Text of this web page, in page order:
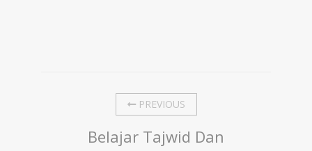
PREVIOUS
Belajar Tajwid Dan